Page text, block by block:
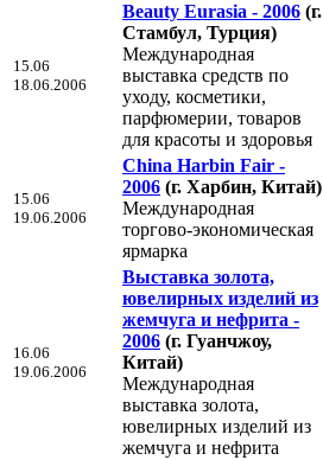
15.06
18.06.2006
Beauty Eurasia - 2006 (г.
Стамбул, Турция)
Международная
выставка средств по
уходу, косметики,
парфюмерии, товаров
для красоты и здоровья
15.06
19.06.2006
China Harbin Fair -
2006 (г. Харбин, Китай)
Международная
торгово-экономическая
ярмарка
16.06
19.06.2006
Выставка золота,
ювелирных изделий из
жемчуга и нефрита -
2006 (г. Гуанчжоу,
Китай)
Международная
выставка золота,
ювелирных изделий из
жемчуга и нефрита